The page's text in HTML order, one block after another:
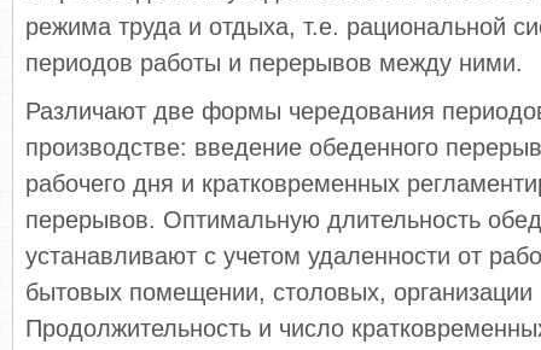
режима труда и отдыха, т.е. рациональной
периодов работы и перерывов между ними.
Различают две фор­мы чередования
производстве: введение обеденного
рабочего дня и кратковременных
перерывов. Оптимальную длительность
устанавливают с учетом удаленности от
бытовых помещении, столовых,
Продолжительность и число